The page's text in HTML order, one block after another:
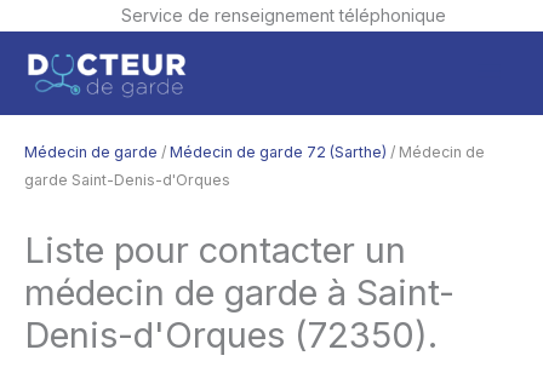
Service de renseignement téléphonique
contenu
Médecin de garde / Médecin de garde 72 (Sarthe) / Médecin de
garde Saint-Denis-d'Orques
Liste pour contacter un
médecin de garde à Saint-
Denis-d'Orques (72350).